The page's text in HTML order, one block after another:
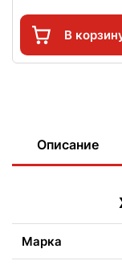
В
Описание
Марка